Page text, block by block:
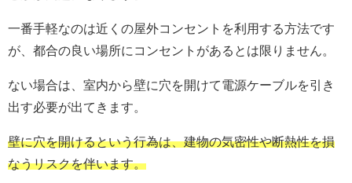
一番手軽なのは近くの屋外コンセントを利用する方法です
が、都合の良い場所にコンセントがあるとは限りません。
ない場合は、室内から壁に穴を開けて電源ケーブルを引き
出す必要が出てきます。
壁に穴を開けるという行為は、建物の気密性や断熱性を損
なうリスクを伴います。